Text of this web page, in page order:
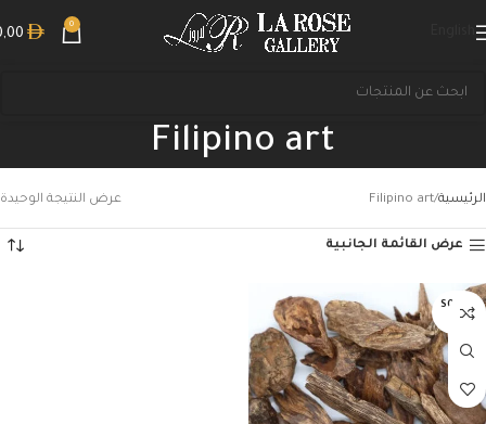
0
Filipino art
الرئيسية Filipino art عرض النتيجة الوحيدة
عرض القائمة الجانبية
SOLD O
UT